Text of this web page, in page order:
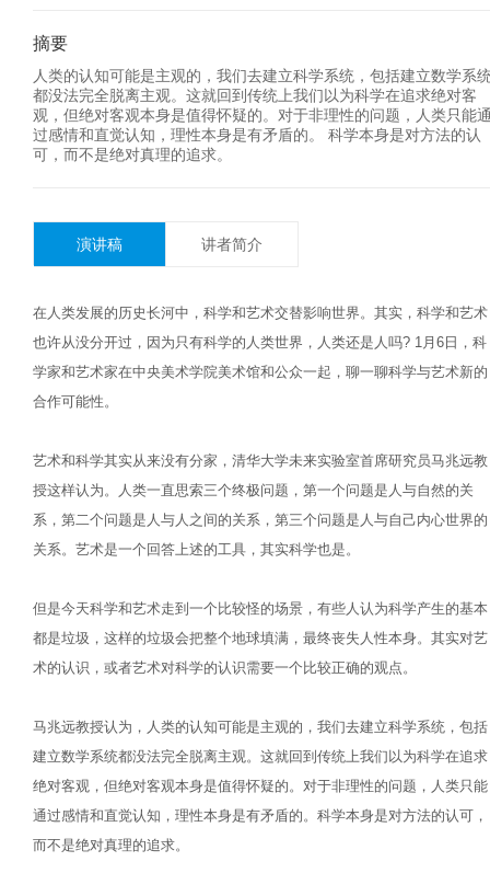
摘要
人类的认知可能是主观的，我们去建立科学系统，包括建立数学系
都没法完全脱离主观。这就回到传统上我们以为科学在追求绝对客
观，但绝对客观本身是值得怀疑的。对于非理性的问题，人类只能
过感情和直觉认知，理性本身是有矛盾的。 科学本身是对方法的认
可，而不是绝对真理的追求。
演讲稿 讲者简介
在人类发展的历史长河中，科学和艺术交替影响世界。其实，科学和艺术
也许从没分开过，因为只有科学的人类世界，人类还是人吗? 1月6日，科
学家和艺术家在中央美术学院美术馆和公众一起，聊一聊科学与艺术新的
合作可能性。
艺术和科学其实从来没有分家，清华大学未来实验室首席研究员马兆远教
授这样认为。人类一直思索三个终极问题，第一个问题是人与自然的关
系，第二个问题是人与人之间的关系，第三个问题是人与自己内心世界的
关系。艺术是一个回答上述的工具，其实科学也是。
但是今天科学和艺术走到一个比较怪的场景，有些人认为科学产生的基本
都是垃圾，这样的垃圾会把整个地球填满，最终丧失人性本身。其实对艺
术的认识，或者艺术对科学的认识需要一个比较正确的观点。
马兆远教授认为，人类的认知可能是主观的，我们去建立科学系统，包括
建立数学系统都没法完全脱离主观。这就回到传统上我们以为科学在追求
绝对客观，但绝对客观本身是值得怀疑的。对于非理性的问题，人类只能
通过感情和直觉认知，理性本身是有矛盾的。科学本身是对方法的认可，
而不是绝对真理的追求。